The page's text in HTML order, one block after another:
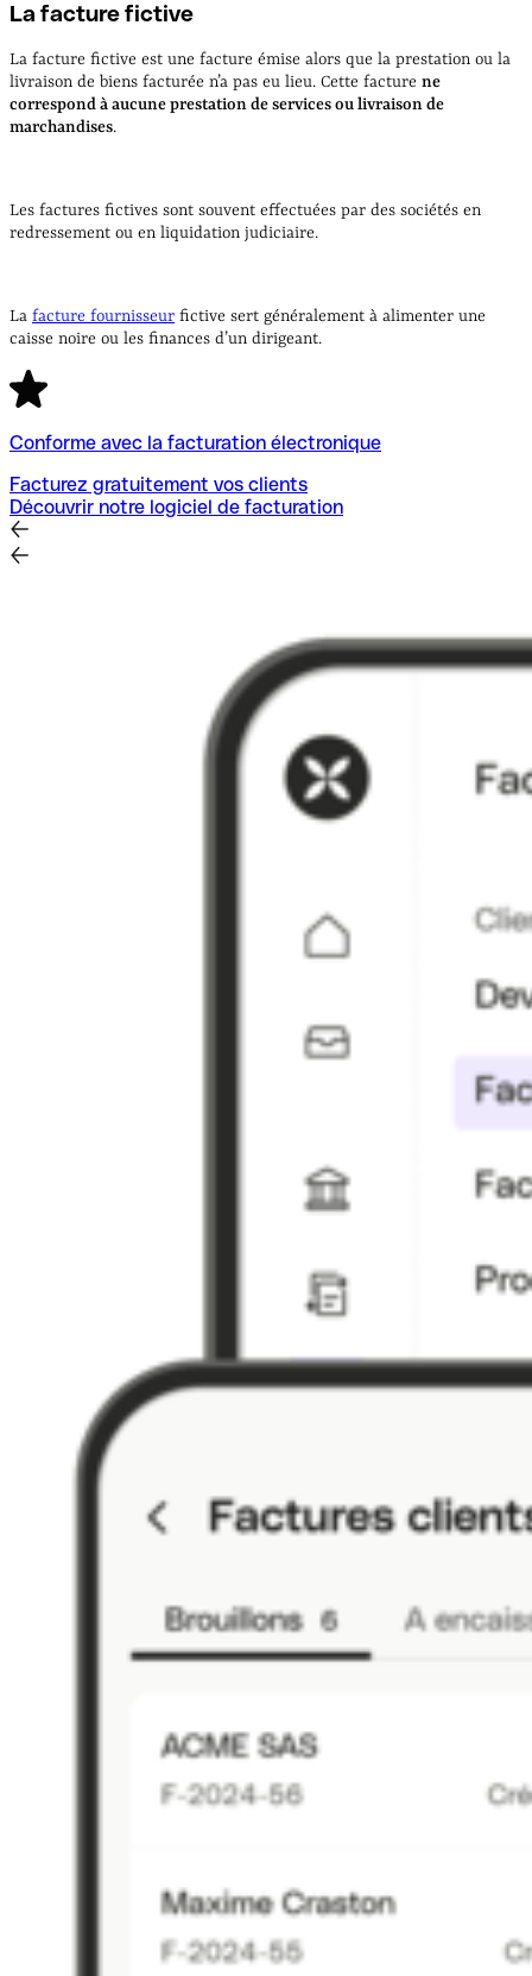
La facture fictive
La facture fictive est une facture émise alors que la prestation ou la
livraison de biens facturée n’a pas eu lieu. Cette facture ne
correspond à aucune prestation de services ou livraison de
marchandises.
Les factures fictives sont souvent effectuées par des sociétés en
redressement ou en liquidation judiciaire.
La facture fournisseur fictive sert généralement à alimenter une
caisse noire ou les finances d’un dirigeant.
Conforme avec la facturation électronique
Facturez gratuitement vos clients
Découvrir notre logiciel de facturation